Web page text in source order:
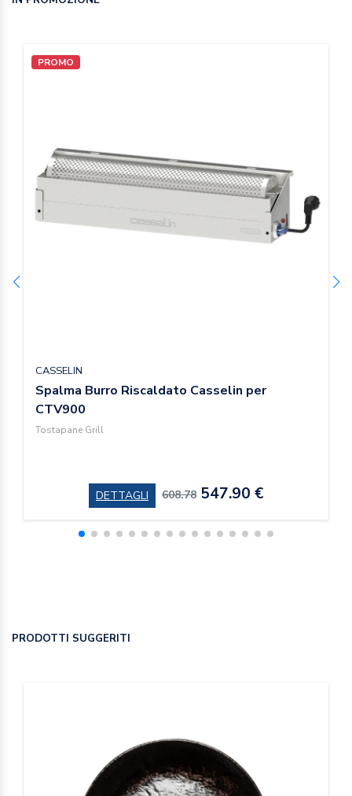
PROMO
CASSELIN
Spalma Burro Riscaldato Casselin per
CTV900
Tostapane Grill
DETTAGLI 608.78 547.90 €
PRODOTTI SUGGERITI